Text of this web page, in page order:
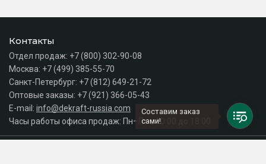
Контакты
Отдел продаж: +7 (800) 302-90-08
Москва: +7 (499) 385-55-70
Санкт-Петербург: +7 (812) 649-21-72
Оптовые заказы: +7 (921) 366-05-43
E-mail: info@dekraft-russia.com
Часы работы офиса продаж: Пн–Пт с 10:00 до 18:00
Составим заказ
сами!